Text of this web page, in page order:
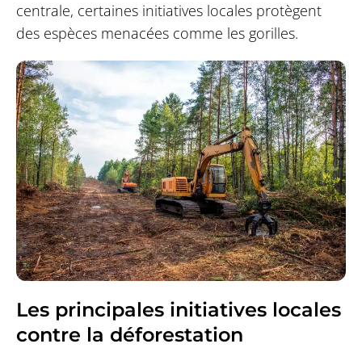
centrale, certaines initiatives locales protègent
des espèces menacées comme les gorilles.
Les principales initiatives locales
contre la déforestation